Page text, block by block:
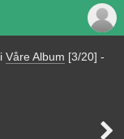
i Våre Album [3/20] -
